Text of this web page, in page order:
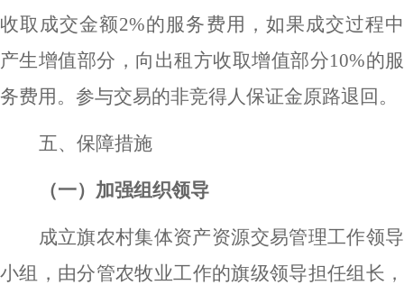
收取成交金额2%的服务费用，如果成交过程中
产生增值部分，向出租方收取增值部分10%的服
务费用。参与交易的非竞得人保证金原路退回。
五、保障措施
（一）加强组织领导
成立旗农村集体资产资源交易管理工作领导
小组，由分管农牧业工作的旗级领导担任组长，